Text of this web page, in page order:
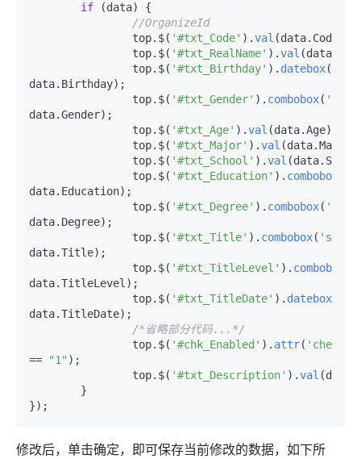
if (data) {
//OrganizeId
		top.$(
'#txt_Code' ).val (data. Code
		top.$(
'#txt_RealName' ).val (data.
		top.$(
'#txt_Birthday' ). datebox(
data. Birthday);
		top.$(
'#txt_Gender' ). combobox(
data.Gender);
		top.$(
'#txt_Age' ).val (data.Age);
		top.$(
'#txt_Major' ).val (data.Major
		top.$(
'#txt_School' ).val (data.
		top.$(
'#txt_Education' ). combobox
data. Education);
		top.$(
'#txt_Degree' ). combobox(
data. Degree);
		top.$(
'#txt_Title' ). combobox(
data.Title);
		top.$(
'#txt_TitleLevel' ). combobox
data.TitleLevel);
		top.$(
'#txt_TitleDate' ). datebox
data.TitleDate);
/*省略部分代码...*/
		top.$(
'#chk_Enabled' ). attr(
==
"1" );
		top.$(
'#txt_Description' ).val (data.
});
修改后，单击确定，即可保存当前修改的数据，如下所